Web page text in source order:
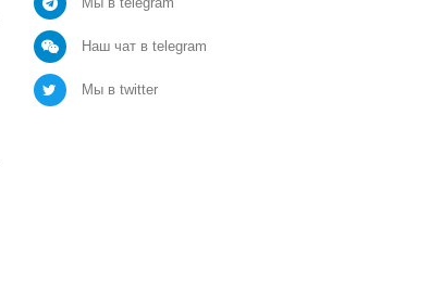
Наш чат в telegram
Мы в twitter